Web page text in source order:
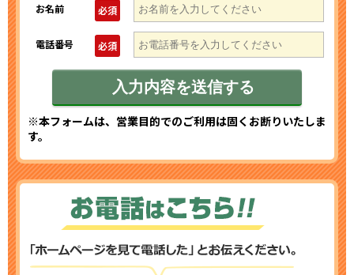
お名前 必須
電話番号 必須
※本フォームは、営業目的でのご利用は固くお断りいたしま
す。